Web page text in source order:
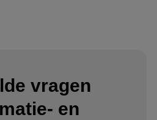
vragen
en